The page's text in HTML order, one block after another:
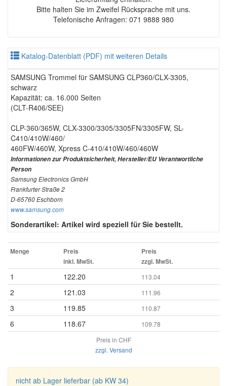
Bitte halten Sie im Zweifel Rücksprache mit uns.
Telefonische Anfragen: 071 9888 980
Katalog-Datenblatt (PDF) mit weiteren Details
SAMSUNG Trommel für SAMSUNG CLP360/CLX-3305,
schwarz
Kapazität: ca. 16.000 Seiten
(CLT-R406/SEE)
CLP-360/365W, CLX-3300/3305/3305FN/3305FW, SL-
C410/410W/460/
460FW/460W, Xpress C-410/410W/460/460W
Informationen zur Produktsicherheit, Hersteller/EU Verantwortliche
Person
Samsung Electronics GmbH
Frankfurter Straße 2
D-65760 Eschborn
www.samsung.com
Sonderartikel: Artikel wird speziell für Sie bestellt.
Menge
Preis
inkl. MwSt.
Preis
zzgl. MwSt.
1 122.20 113.04
2 121.03 111.96
3 119.85 110.87
6 118.67
109.78
Preis in CHF
zzgl. Versand
nicht ab Lager lieferbar (ab KW 34)